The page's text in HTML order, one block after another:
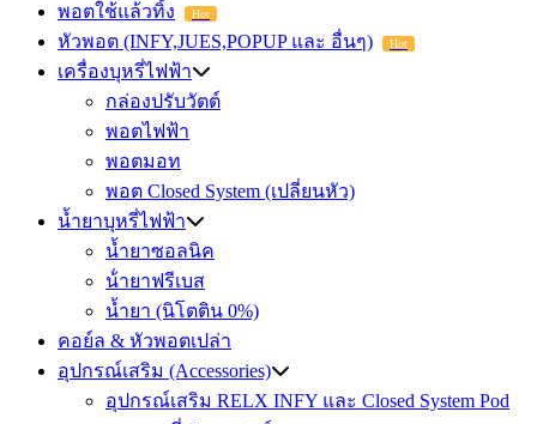
พอตใช้แล้วทิ้ง Hot
หัวพอต (INFY,JUES,POPUP และ อื่นๆ) Hot
เครื่องบุหรี่ไฟฟ้า
กล่องปรับวัตต์
พอตไฟฟ้า
พอตมอท
พอต Closed System (เปลี่ยนหัว)
น้ำยาบุหรี่ไฟฟ้า
น้ำยาซอลนิค
น้ํายาฟรีเบส
น้ำยา (นิโตติน 0%)
คอย์ล & หัวพอตเปล่า
อุปกรณ์เสริม (Accessories)
อุปกรณ์เสริม RELX INFY และ Closed System Pod